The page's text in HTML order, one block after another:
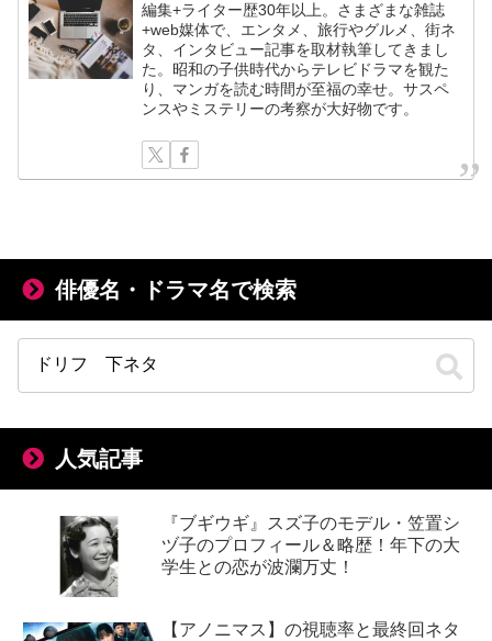
編集+ライター歴30年以上。さまざまな雑誌
+web媒体で、エンタメ、旅行やグルメ、街ネ
タ、インタビュー記事を取材執筆してきまし
た。昭和の子供時代からテレビドラマを観た
り、マンガを読む時間が至福の幸せ。サスペ
ンスやミステリーの考察が大好物です。
俳優名・ドラマ名で検索
人気記事
『ブギウギ』スズ子のモデル・笠置シ
ヅ子のプロフィール＆略歴！年下の大
学生との恋が波瀾万丈！
【アノニマス】の視聴率と最終回ネタ